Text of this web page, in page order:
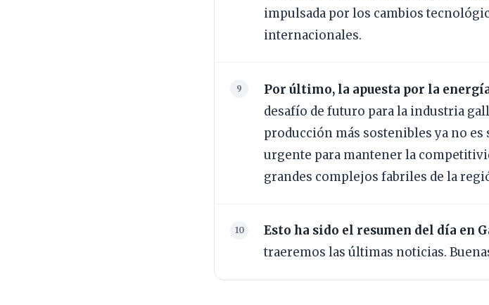
impulsada por los cambios
internacionales.
Por último, la apuesta por la
desafío de futuro para la industria
producción más sostenibles ya no
urgente para mantener la
grandes complejos fabriles de la
Esto ha sido el resumen del día en
traeremos las últimas noticias.